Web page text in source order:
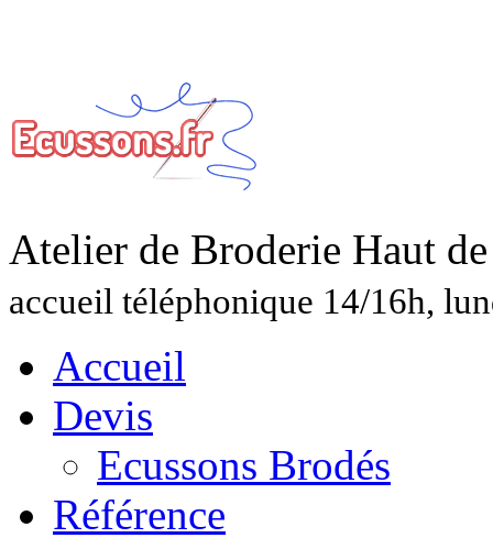
Atelier de Broderie Haut
accueil téléphonique 14/16h,
Accueil
Devis
Ecussons Brodés
Référence